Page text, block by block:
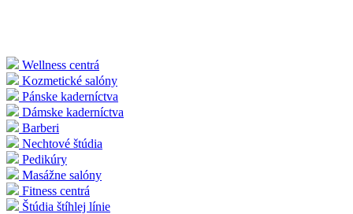
Wellness centrá
Kozmetické salóny
Pánske kaderníctva
Dámske kaderníctva
Barberi
Nechtové štúdia
Pedikúry
Masážne salóny
Fitness centrá
Štúdia štíhlej línie